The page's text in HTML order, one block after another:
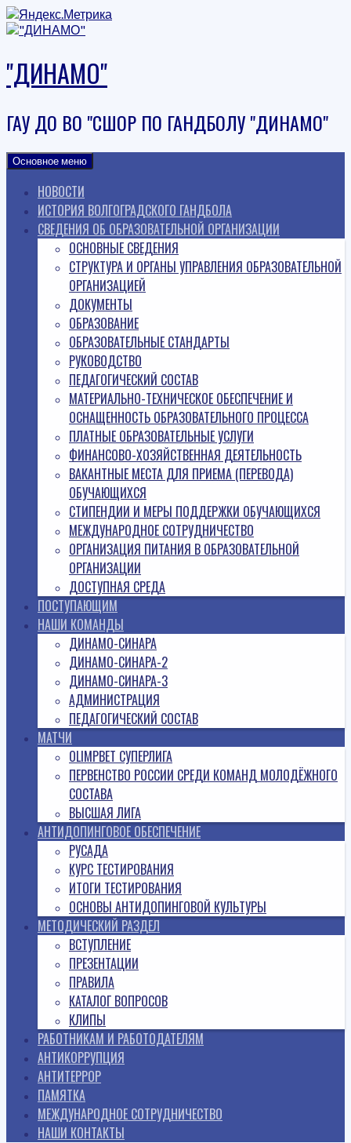
Наверх
"ДИНАМО"
ГАУ ДО ВО "СШОР ПО ГАНДБОЛУ "ДИНАМО"
Основное меню
НОВОСТИ
ИСТОРИЯ ВОЛГОГРАДСКОГО ГАНДБОЛА
СВЕДЕНИЯ ОБ ОБРАЗОВАТЕЛЬНОЙ ОРГАНИЗАЦИИ
ОСНОВНЫЕ СВЕДЕНИЯ
СТРУКТУРА И ОРГАНЫ УПРАВЛЕНИЯ ОБРАЗОВАТЕЛЬНОЙ
ОРГАНИЗАЦИЕЙ
ДОКУМЕНТЫ
ОБРАЗОВАНИЕ
ОБРАЗОВАТЕЛЬНЫЕ СТАНДАРТЫ
РУКОВОДСТВО
ПЕДАГОГИЧЕСКИЙ СОСТАВ
МАТЕРИАЛЬНО-ТЕХНИЧЕСКОЕ ОБЕСПЕЧЕНИЕ И
ОСНАЩЕННОСТЬ ОБРАЗОВАТЕЛЬНОГО ПРОЦЕССА
ПЛАТНЫЕ ОБРАЗОВАТЕЛЬНЫЕ УСЛУГИ
ФИНАНСОВО-ХОЗЯЙСТВЕННАЯ ДЕЯТЕЛЬНОСТЬ
ВАКАНТНЫЕ МЕСТА ДЛЯ ПРИЕМА (ПЕРЕВОДА)
ОБУЧАЮЩИХСЯ
СТИПЕНДИИ И МЕРЫ ПОДДЕРЖКИ ОБУЧАЮЩИХСЯ
МЕЖДУНАРОДНОЕ СОТРУДНИЧЕСТВО
ОРГАНИЗАЦИЯ ПИТАНИЯ В ОБРАЗОВАТЕЛЬНОЙ
ОРГАНИЗАЦИИ
ДОСТУПНАЯ СРЕДА
ПОСТУПАЮЩИМ
НАШИ КОМАНДЫ
ДИНАМО-СИНАРА
ДИНАМО-СИНАРА-2
ДИНАМО-СИНАРА-3
АДМИНИСТРАЦИЯ
ПЕДАГОГИЧЕСКИЙ СОСТАВ
МАТЧИ
OLIMPBET СУПЕРЛИГА
ПЕРВЕНСТВО РОССИИ СРЕДИ КОМАНД МОЛОДЁЖНОГО
СОСТАВА
ВЫСШАЯ ЛИГА
АНТИДОПИНГОВОЕ ОБЕСПЕЧЕНИЕ
РУСАДА
КУРС ТЕСТИРОВАНИЯ
ИТОГИ ТЕСТИРОВАНИЯ
ОСНОВЫ АНТИДОПИНГОВОЙ КУЛЬТУРЫ
МЕТОДИЧЕСКИЙ РАЗДЕЛ
ВСТУПЛЕНИЕ
ПРЕЗЕНТАЦИИ
ПРАВИЛА
КАТАЛОГ ВОПРОСОВ
КЛИПЫ
РАБОТНИКАМ И РАБОТОДАТЕЛЯМ
АНТИКОРРУПЦИЯ
АНТИТЕРРОР
ПАМЯТКА
МЕЖДУНАРОДНОЕ СОТРУДНИЧЕСТВО
НАШИ КОНТАКТЫ